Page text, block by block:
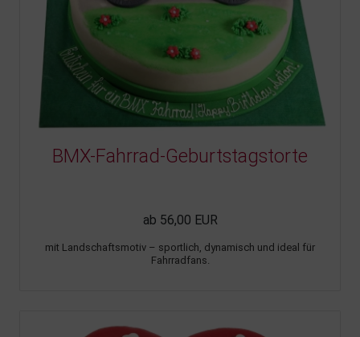
BMX-Fahrrad-Geburtstagstorte
ab 56,00 EUR
mit Landschaftsmotiv – sportlich, dynamisch und ideal für
Fahrradfans.